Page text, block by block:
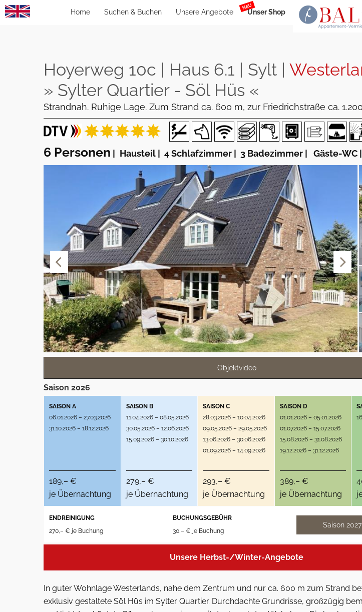
Home Suchen & Buchen Unsere Angebote Unser Shop
NEU
Hoyerweg 10c | Haus 6.1 | Sylt |
» Sylter Quartier - Söl Hüs «
Strandnah. Ruhige Lage. Zum Strand ca. 600 m, zur Friedrichstraße ca.
6 Personen Hausteil 4 Schlafzimmer 3 Badezimmer Gäste-WC
Objektvideo
Saison 2026
SAISON A
06.01.2026 – 27.03.2026
31.10.2026 – 18.12.2026
189,– €
je Übernachtung
SAISON B
11.04.2026 – 08.05.2026
30.05.2026 – 12.06.2026
15.09.2026 – 30.10.2026
279,– €
je Übernachtung
SAISON C
28.03.2026 – 10.04.2026
09.05.2026 – 29.05.2026
13.06.2026 – 30.06.2026
01.09.2026 – 14.09.2026
293,– €
je Übernachtung
SAISON D
01.01.2026 – 05.01.2026
01.07.2026 – 15.07.2026
15.08.2026 – 31.08.2026
19.12.2026 – 31.12.2026
389,– €
je Übernachtung
ENDREINIGUNG
270,– € je Buchung
BUCHUNGSGEBÜHR
30,– € je Buchung
Saison
Unsere Herbst-/Winter-Angebote
In guter Wohnlage Westerlands, nahe dem Zentrum und nur ca. 600 m zum Strand
exklusiv gestaltete Söl Hüs im Sylter Quartier. Durchdachte Grundrisse, großzügig